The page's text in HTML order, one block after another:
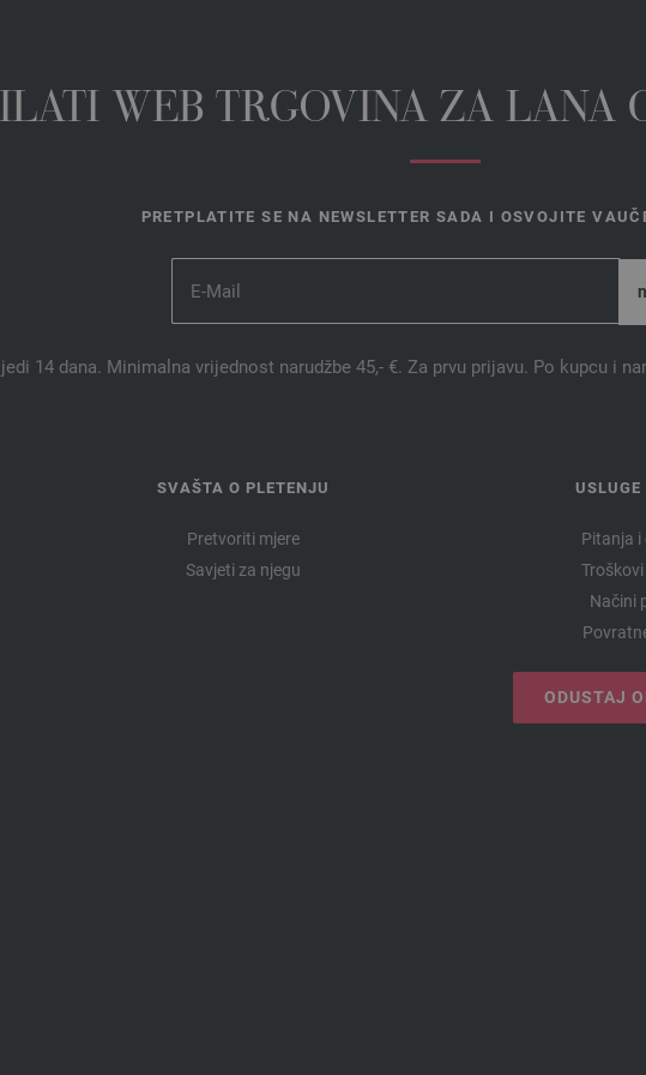
WEB TRGOVINA ZA LANA
PRETPLATITE SE NA NEWSLETTER SADA I OSVOJITE
14 dana. Minimalna vrijednost narudžbe 45,- €. Za prvu prijavu. Po kupcu i
SVAŠTA O PLETENJU
Pretvoriti mjere
Savjeti za njegu
USLUGE
Pitanja i
Načini
ODUSTAJ